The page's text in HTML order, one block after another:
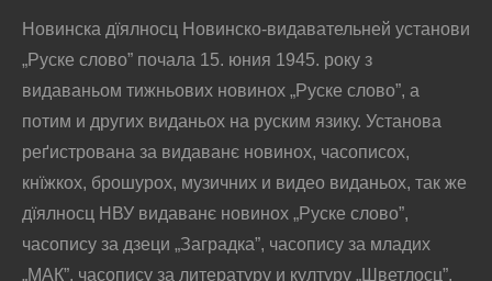
Новинска дїялносц Новинско-видавательней установи
„Руске слово” почала 15. юния 1945. року з
видаваньом тижньових новинох „Руске слово”, а
потим и других виданьох на руским язику. Установа
реґистрована за видаванє новинох, часописох,
кнїжкох, брошурох, музичних и видео виданьох, так же
дїялносц НВУ видаванє новинох „Руске слово”,
часопису за дзеци „Заградка”, часопису за младих
„МАК”, часопису за литературу и културу „Шветлосц”,